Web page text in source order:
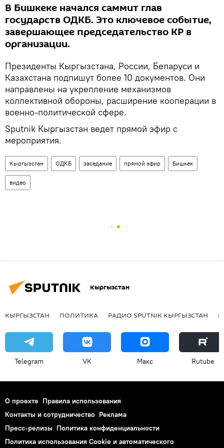
В Бишкеке начался саммит глав
государств ОДКБ. Это ключевое событие,
завершающее председательство КР в
организации.
Президенты Кыргызстана, России, Беларуси и
Казахстана подпишут более 10 документов. Они
направлены на укрепление механизмов
коллективной обороны, расширение кооперации в
военно-политической сфере.
Sputnik Кыргызстан ведет прямой эфир с
мероприятия.
Кыргызстан ОДКБ заседание прямой эфир Бишкек
видео
Кыргызстан
КЫРГЫЗСТАН ПОЛИТИКА РАДИО SPUTNIK КЫРГЫЗСТАН
Telegram VK Макс Rutube
О проекте Правила использования
Контакты и сотрудничество Реклама
Пресс-релизы Политика конфиденциальности
Политика использования Cookie и автоматического